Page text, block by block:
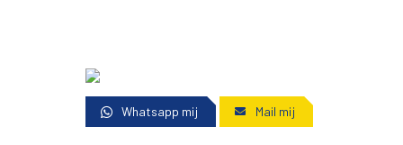
Whatsapp mij Mail mij